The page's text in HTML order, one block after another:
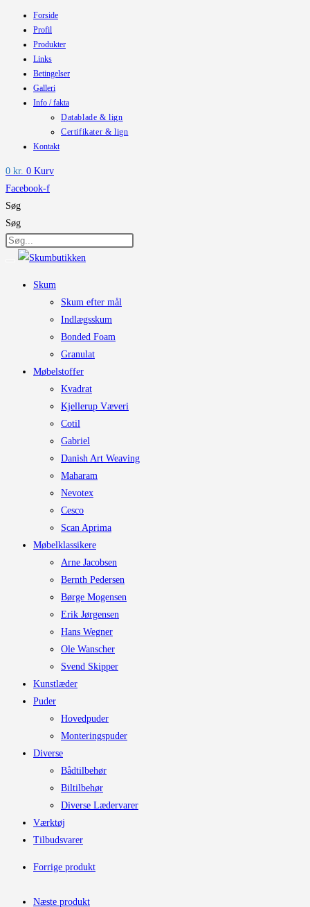
Forside
Profil
Produkter
Links
Betingelser
Galleri
Info / fakta
Datablade & lign
Certifikater & lign
Kontakt
0 kr. 0 Kurv
Facebook-f
Søg
Søg
Skum
Skum efter mål
Indlægsskum
Bonded Foam
Granulat
Møbelstoffer
Kvadrat
Kjellerup Væveri
Cotil
Gabriel
Danish Art Weaving
Maharam
Nevotex
Cesco
Scan Aprima
Møbelklassikere
Arne Jacobsen
Bernth Pedersen
Børge Mogensen
Erik Jørgensen
Hans Wegner
Ole Wanscher
Svend Skipper
Kunstlæder
Puder
Hovedpuder
Monteringspuder
Diverse
Bådtilbehør
Biltilbehør
Diverse Lædervarer
Værktøj
Tilbudsvarer
Forrige produkt
Næste produkt